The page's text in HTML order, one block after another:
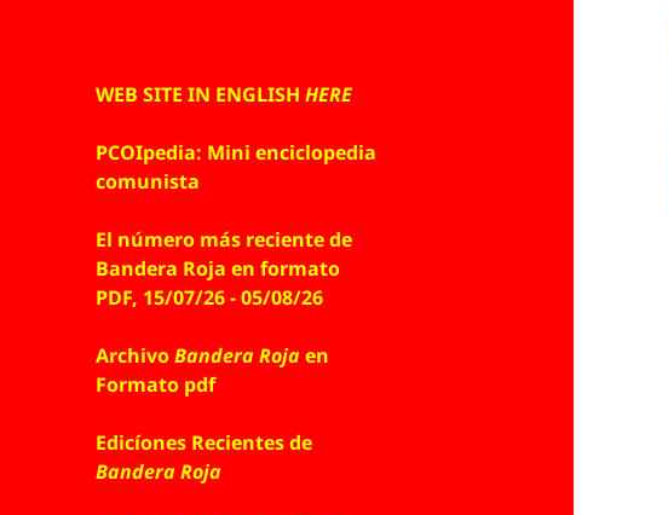
WEB SITE IN ENGLISHHERE
PCOIpedia: Mini enciclopedia
comunista
El número más reciente de
Bandera Roja en formato
PDF, 15/07/26 - 05/08/26
ArchivoBandera Rojaen
Formato pdf
Edicíones Recientes de
Bandera Roja